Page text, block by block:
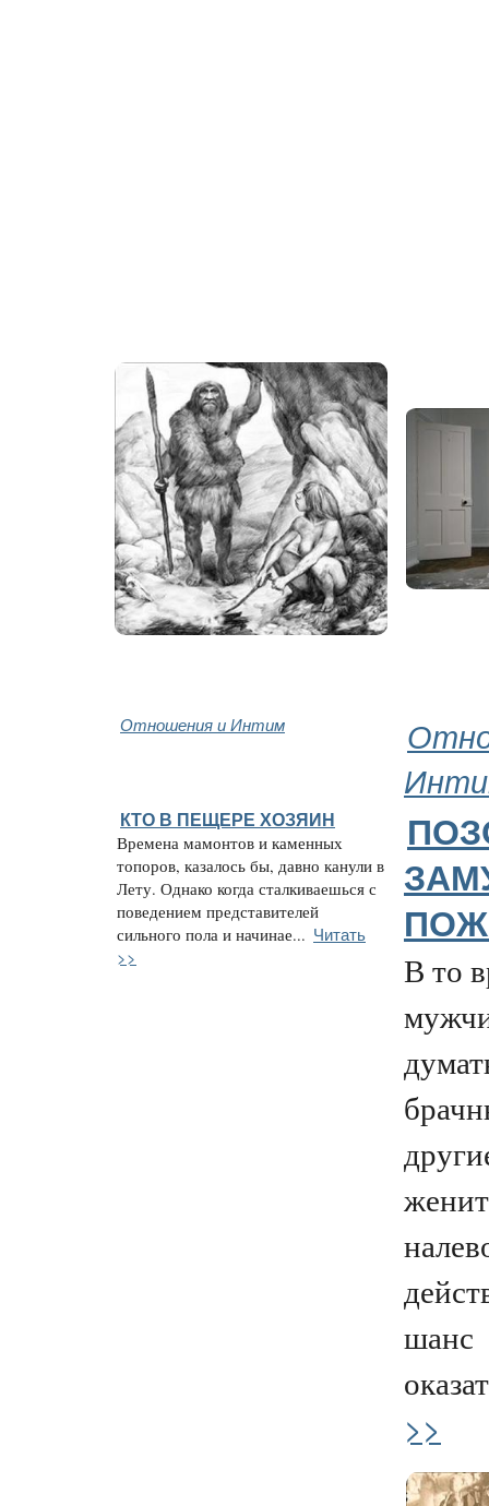
Отношения и Интим
КТО В ПЕЩЕРЕ ХОЗЯИН
Времена мамонтов и каменных
топоров, казалось бы, давно канули в
Лету. Однако когда сталкиваешься с
поведением представителей
сильного пола и начинае... Читать
>>
В то
шанс
>>